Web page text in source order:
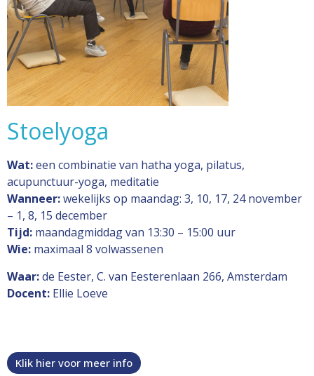
Stoelyoga
Wat:een combinatie van hatha yoga, pilatus,
acupunctuur-yoga, meditatie
Wanneer:wekelijks op maandag: 3, 10, 17, 24 november
– 1, 8, 15 december
Tijd: maandagmiddag van 13:30 – 15:00 uur
Wie: maximaal 8 volwassenen
Waar:de Eester, C. van Eesterenlaan 266, Amsterdam
Docent: Ellie Loeve
Klik hier voor meer info